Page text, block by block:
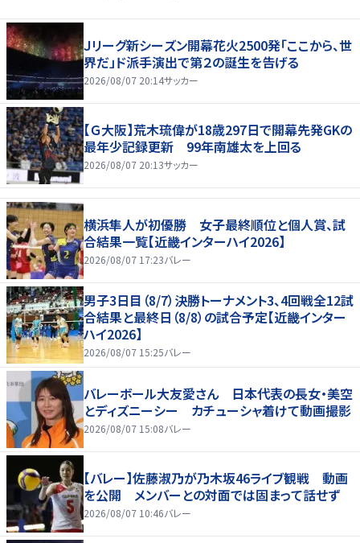
Ｊリーグ新シーズン開幕花火2500発「ここから、世
界だ」ド派手演出で第２の誕生を告げる
2026/08/07 20:14サッカー
【Ｇ大阪】荒木琉偉が18歳297日で開幕先発GKの
最年少記録更新 99年南雄太を上回る
2026/08/07 20:13サッカー
横浜隼人が初優勝 女子最終順位と個人賞、試
合結果一覧【近畿インターハイ2026】
2026/08/07 17:23バレー
男子3日目（8/7）決勝トーナメント3、4回戦全12試
合結果と最終日（8/8）の試合予定【近畿インター
ハイ2026】
2026/08/07 15:25バレー
バレーボール大友愛さん 日本代表の長女・美空
とディズニーシー カチューシャ着けて動画撮影
2026/08/07 15:08バレー
【バレー】佐藤淑乃が乃木坂46ライブ観戦 動画
を公開 メンバーとの対面では固まって話せず
2026/08/07 10:46バレー